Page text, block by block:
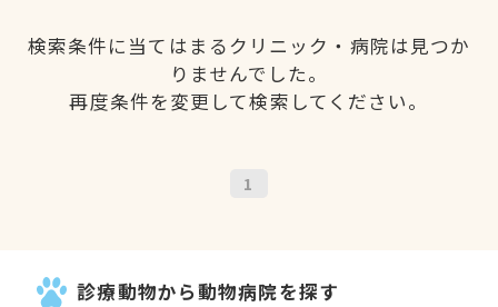
検索条件に当てはまるクリニック・病院は見つか
りませんでした。
再度条件を変更して検索してください。
1
診療動物から動物病院を探す